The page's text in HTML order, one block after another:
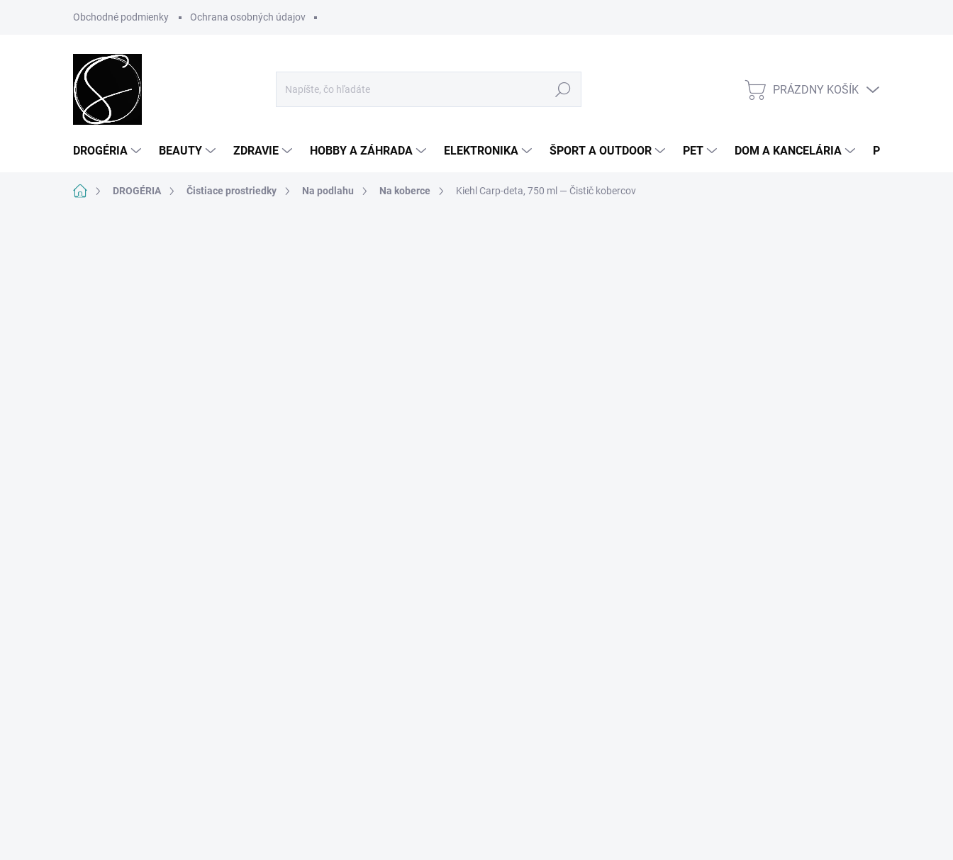
Obchodné podmienky Ochrana osobných údajov
Hľadať
NÁKUPNÝ
PRÁZDNY KOŠÍK
DROGÉRIA BEAUTY ZDRAVIE HOBBY A ZÁHRADA ELEKTRONIKA ŠPORT A OUTDOOR PET DOM A KANCELÁRIA POTRAVINY
DomovDROGÉRIA Čistiace prostriedky Na podlahu Na koberce Kiehl Carp-deta, 750 ml — Čistič kobercov